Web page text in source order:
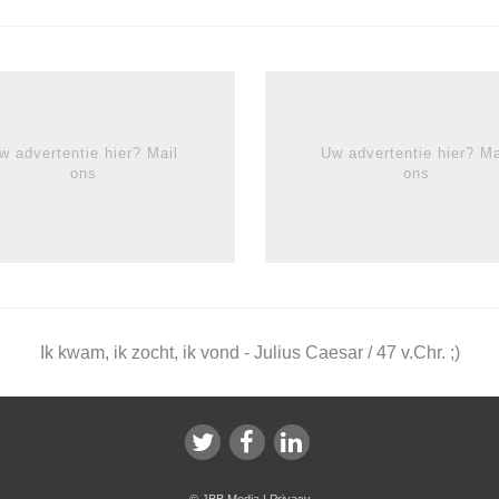
advertentie hier? Mail
ons
Uw advertentie hier?
ons
Ik kwam, ik zocht, ik vond - Julius Caesar / 47 v.Chr. ;)